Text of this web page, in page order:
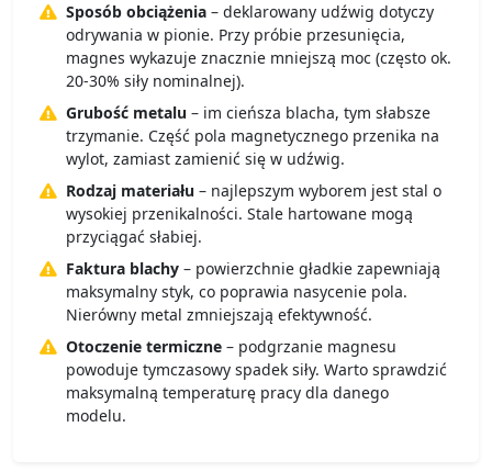
Sposób obciążenia – deklarowany udźwig dotyczy
odrywania w pionie. Przy próbie przesunięcia,
magnes wykazuje znacznie mniejszą moc (często ok.
20-30% siły nominalnej).
Grubość metalu – im cieńsza blacha, tym słabsze
trzymanie. Część pola magnetycznego przenika na
wylot, zamiast zamienić się w udźwig.
Rodzaj materiału – najlepszym wyborem jest stal o
wysokiej przenikalności. Stale hartowane mogą
przyciągać słabiej.
Faktura blachy – powierzchnie gładkie zapewniają
maksymalny styk, co poprawia nasycenie pola.
Nierówny metal zmniejszają efektywność.
Otoczenie termiczne – podgrzanie magnesu
powoduje tymczasowy spadek siły. Warto sprawdzić
maksymalną temperaturę pracy dla danego
modelu.